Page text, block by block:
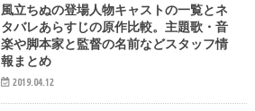
風立ちぬの登場人物キャストの一覧とネ
タバレあらすじの原作比較。主題歌・音
楽や脚本家と監督の名前などスタッフ情
報まとめ
2019.04.12